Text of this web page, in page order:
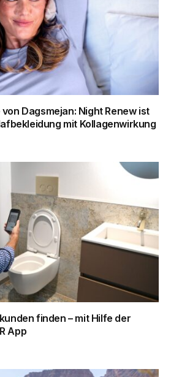
Dagsmejan: Night Renew ist
mit Kollagenwirkung
finden – mit Hilfe der
App